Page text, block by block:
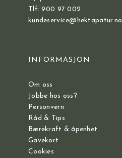
Tlf: 900 97 002
kundeservice@hektapatur.no
INFORMASJON
Om oss
Jobbe hos oss?
Personvern
Råd & Tips
Bærekraft & åpenhet
Gavekort
Cookies